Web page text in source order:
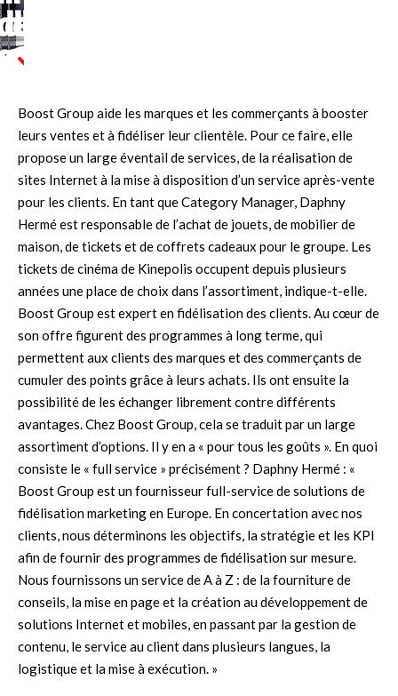
de
fidélité
dans
d’avantages
de
Boost
Group
de
fidélité
dans
l’assortiment
d’avantages
de
Boost
Group
Boost Group aide les marques et les commerçants à booster
leurs ventes et à fidéliser leur clientèle. Pour ce faire, elle
propose un large éventail de services, de la réalisation de
sites Internet à la mise à disposition d’un service après-vente
pour les clients. En tant que Category Manager, Daphny
Hermé est responsable de l’achat de jouets, de mobilier de
maison, de tickets et de coffrets cadeaux pour le groupe. Les
tickets de cinéma de Kinepolis occupent depuis plusieurs
années une place de choix dans l’assortiment, indique-t-elle.
Boost Group est expert en fidélisation des clients. Au cœur de
son offre figurent des programmes à long terme, qui
permettent aux clients des marques et des commerçants de
cumuler des points grâce à leurs achats. Ils ont ensuite la
possibilité de les échanger librement contre différents
avantages. Chez Boost Group, cela se traduit par un large
assortiment d’options. Il y en a « pour tous les goûts ». En quoi
consiste le « full service » précisément ? Daphny Hermé : «
Boost Group est un fournisseur full-service de solutions de
fidélisation marketing en Europe. En concertation avec nos
clients, nous déterminons les objectifs, la stratégie et les KPI
afin de fournir des programmes de fidélisation sur mesure.
Nous fournissons un service de A à Z : de la fourniture de
conseils, la mise en page et la création au développement de
solutions Internet et mobiles, en passant par la gestion de
contenu, le service au client dans plusieurs langues, la
logistique et la mise à exécution. »